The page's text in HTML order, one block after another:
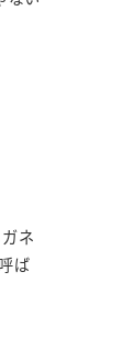
ネ
ば